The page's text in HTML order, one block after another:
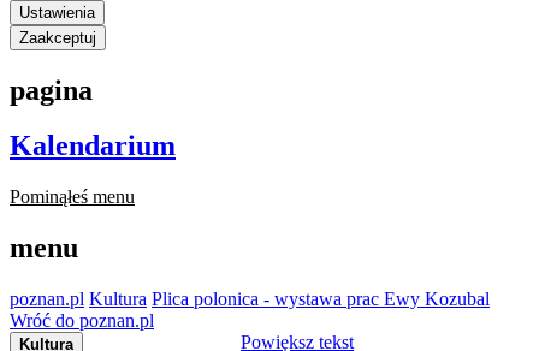
Ustawienia
Zaakceptuj
pagina
Kalendarium
Pominąłeś menu
menu
poznan.pl Kultura Plica polonica - wystawa prac Ewy Kozubal
Wróć do poznan.pl
Kultura
Powiększ tekst